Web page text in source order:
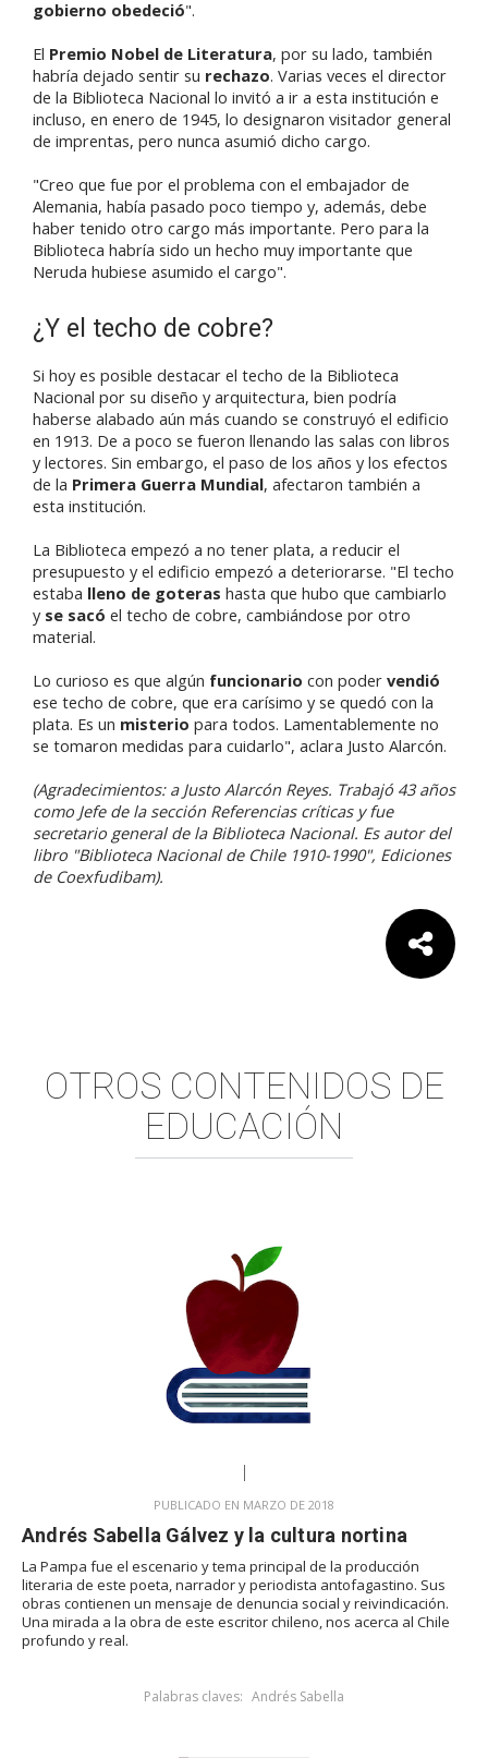
gobierno obedeció".
El Premio Nobel de Literatura, por su lado, también
habría dejado sentir su rechazo. Varias veces el director
de la Biblioteca Nacional lo invitó a ir a esta institución e
incluso, en enero de 1945, lo designaron visitador general
de imprentas, pero nunca asumió dicho cargo.
"Creo que fue por el problema con el embajador de
Alemania, había pasado poco tiempo y, además, debe
haber tenido otro cargo más importante. Pero para la
Biblioteca habría sido un hecho muy importante que
Neruda hubiese asumido el cargo".
¿Y el techo de cobre?
Si hoy es posible destacar el techo de la Biblioteca
Nacional por su diseño y arquitectura, bien podría
haberse alabado aún más cuando se construyó el edificio
en 1913. De a poco se fueron llenando las salas con libros
y lectores. Sin embargo, el paso de los años y los efectos
de la Primera Guerra Mundial, afectaron también a
esta institución.
La Biblioteca empezó a no tener plata, a reducir el
presupuesto y el edificio empezó a deteriorarse. "El techo
estaba lleno de goteras hasta que hubo que cambiarlo
y se sacó el techo de cobre, cambiándose por otro
material.
Lo curioso es que algún funcionario con poder vendió
ese techo de cobre, que era carísimo y se quedó con la
plata. Es un misterio para todos. Lamentablemente no
se tomaron medidas para cuidarlo", aclara Justo Alarcón.
(Agradecimientos: a Justo Alarcón Reyes. Trabajó 43 años
como Jefe de la sección Referencias críticas y fue
secretario general de la Biblioteca Nacional. Es autor del
libro "Biblioteca Nacional de Chile 1910-1990", Ediciones
de Coexfudibam).
OTROS CONTENIDOS DE
EDUCACIÓN
PUBLICADO EN MARZO DE 2018
Andrés Sabella Gálvez y la cultura nortina
La Pampa fue el escenario y tema principal de la producción
literaria de este poeta, narrador y periodista antofagastino. Sus
obras contienen un mensaje de denuncia social y reivindicación.
Una mirada a la obra de este escritor chileno, nos acerca al Chile
profundo y real.
Palabras claves: Andrés Sabella